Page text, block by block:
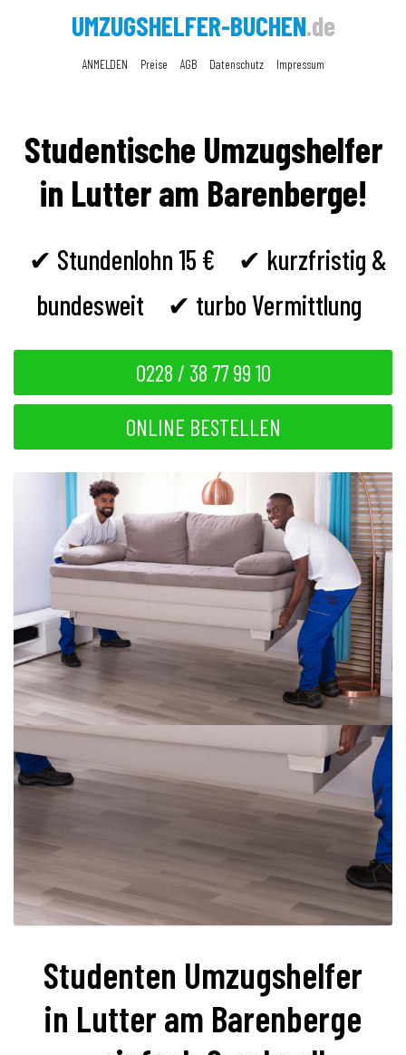
UMZUGSHELFER-BUCHEN.de
ANMELDEN Preise AGB Datenschutz Impressum
Studentische Umzugshelfer
in Lutter am Barenberge!
✔ Stundenlohn 15 €
✔ kurzfristig &
bundesweit
✔ turbo Vermittlung
0228 / 38 77 99 10
ONLINE BESTELLEN
Studenten Umzugshelfer
in Lutter am Barenberge